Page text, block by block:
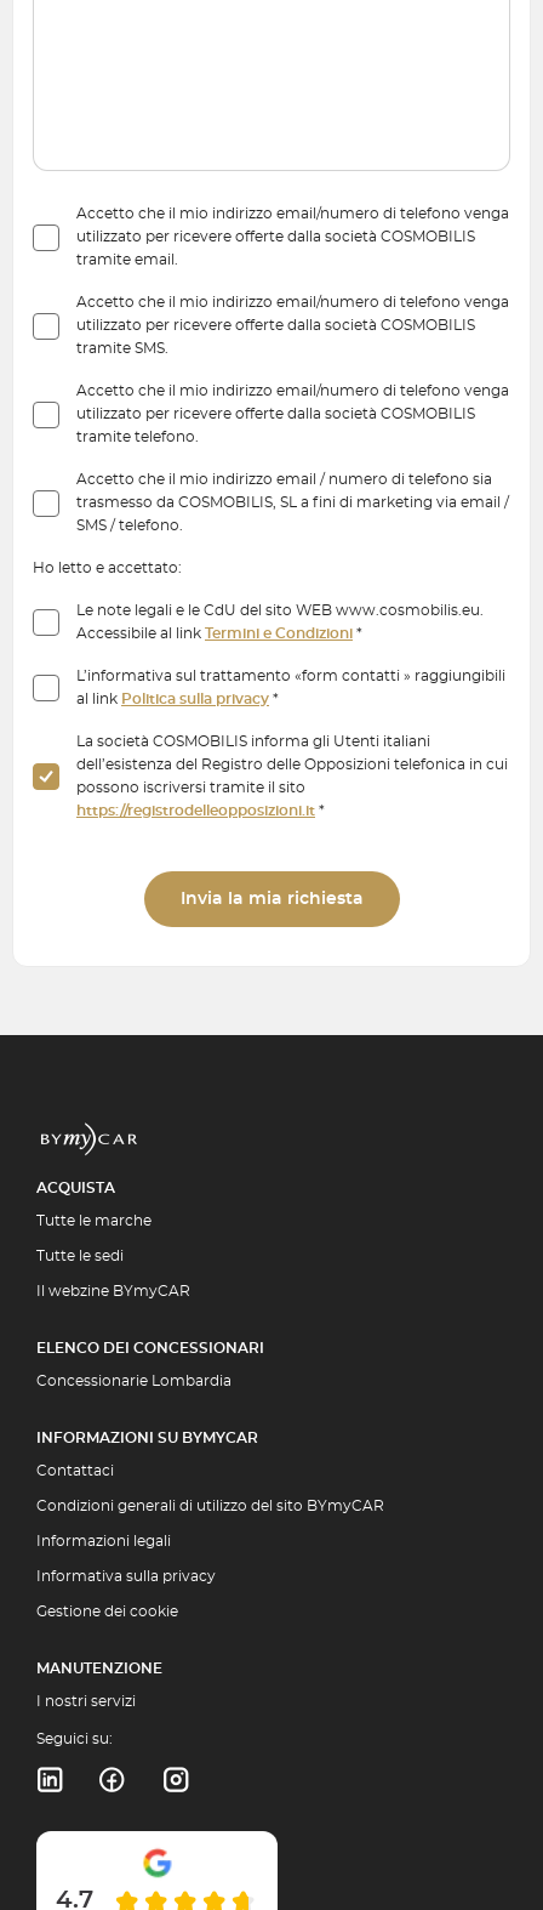
Accetto che il mio indirizzo email/numero di telefono venga
utilizzato per ricevere offerte dalla società COSMOBILIS
tramite email.
Accetto che il mio indirizzo email/numero di telefono venga
utilizzato per ricevere offerte dalla società COSMOBILIS
tramite SMS.
Accetto che il mio indirizzo email/numero di telefono venga
utilizzato per ricevere offerte dalla società COSMOBILIS
tramite telefono.
Accetto che il mio indirizzo email / numero di telefono sia
trasmesso da COSMOBILIS, SL a fini di marketing via email /
SMS / telefono.
Ho letto e accettato:
Le note legali e le CdU del sito WEB www.cosmobilis.eu.
Accessibile al link Termini e Condizioni *
L’informativa sul trattamento «form contatti » raggiungibili
al link Politica sulla privacy *
La società COSMOBILIS informa gli Utenti italiani
dell’esistenza del Registro delle Opposizioni telefonica in cui
possono iscriversi tramite il sito
https://registrodelleopposizioni.it *
Invia la mia richiesta
ACQUISTA
Tutte le marche
Tutte le sedi
Il webzine BYmyCAR
ELENCO DEI CONCESSIONARI
Concessionarie Lombardia
INFORMAZIONI SU BYMYCAR
Contattaci
Condizioni generali di utilizzo del sito BYmyCAR
Informazioni legali
Informativa sulla privacy
Gestione dei cookie
MANUTENZIONE
I nostri servizi
Seguici su:
4.7